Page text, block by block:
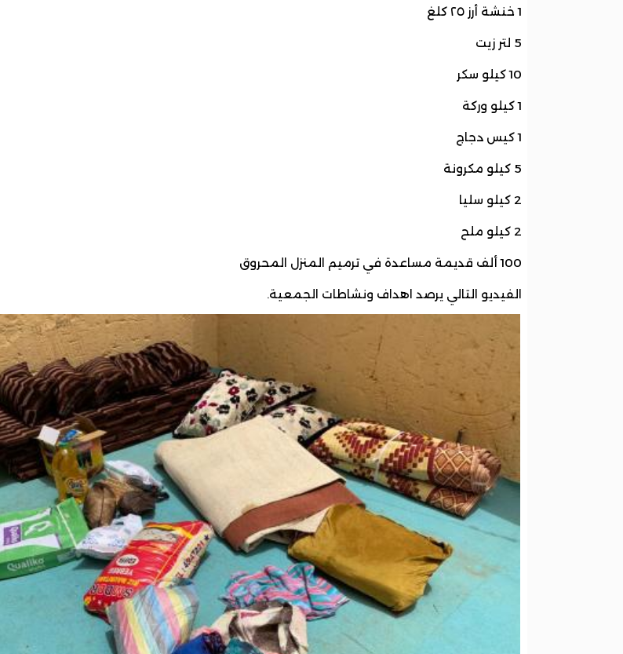
1 خنشة أرز ٢٥ كلغ
5 لتر زيت
10 كيلو سكر
1 كيلو وركة
1 كيس دجاج
5 كيلو مكرونة
2 كيلو سليا
2 كيلو ملح
100 ألف قديمة مساعدة في ترميم المنزل المحروق
الفيديو التالي يرصد اهداف ونشاطات الجمعية.